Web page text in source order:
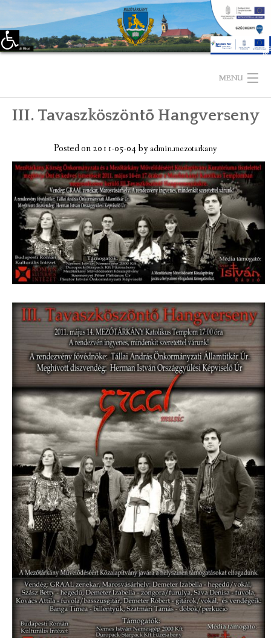
Eszköztár megnyitása
MENU
KEZDŐLAP
TELEPÜLÉSÜNKRŐL
LÁTNIVALÓK
KAPCSOLAT
ÖNKORMÁNYZAT
KÉPVISELŐ-TESTÜLET
NEMZETISÉGI ÖNKORMÁNYZAT
TÁRSULÁS
PÁLYÁZATOK
HIRDETMÉNYEK
ÓVODA ÉS MINI BÖLCSŐDE
III. Tavaszköszöntõ Hangverseny
Posted on2011-05-04byadmin.mezotarkany